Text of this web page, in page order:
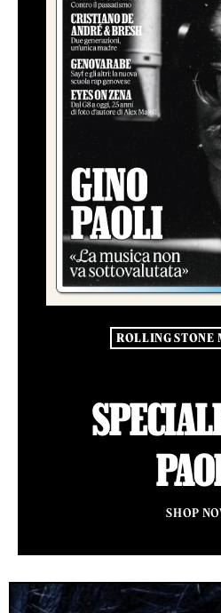
ROLLING STONE
SHOP